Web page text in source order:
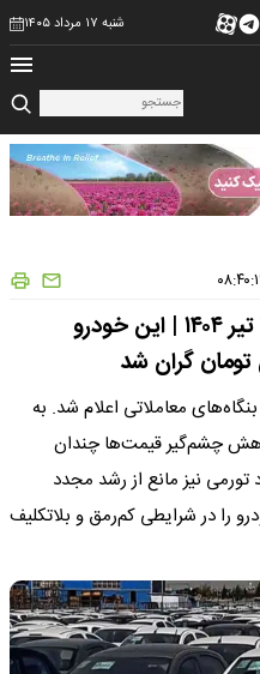
شنبه ۱۷ مرداد ۱۴۰۵
قیمت خودرو امروز سه‌شنبه ۲۴ تیر ۱۴۰۴ | این خودرو
۲۴ تیر ۱۴۰۴ از سوی بنگاه‌های معاملاتی اعلام شد. به
کاهش چشم‌گیر قیمت‌ها چندان
تورمی نیز مانع از رشد مجدد
را در شرایطی کم‌رمق و بلاتکلیف